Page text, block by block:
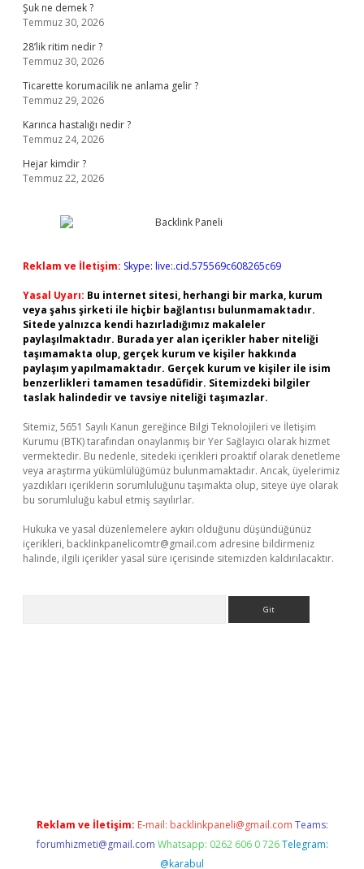
Şuk ne demek ?
Temmuz 30, 2026
28’lik ritim nedir ?
Temmuz 30, 2026
Ticarette korumacilik ne anlama gelir ?
Temmuz 29, 2026
Karınca hastalığı nedir ?
Temmuz 24, 2026
Hejar kimdir ?
Temmuz 22, 2026
Reklam ve İletişim: Skype: live:.cid.575569c608265c69
Yasal Uyarı: Bu internet sitesi, herhangi bir marka, kurum
veya şahıs şirketi ile hiçbir bağlantısı bulunmamaktadır.
Sitede yalnızca kendi hazırladığımız makaleler
paylaşılmaktadır. Burada yer alan içerikler haber niteliği
taşımamakta olup, gerçek kurum ve kişiler hakkında
paylaşım yapılmamaktadır. Gerçek kurum ve kişiler ile isim
benzerlikleri tamamen tesadüfidir. Sitemizdeki bilgiler
taslak halindedir ve tavsiye niteliği taşımazlar.
Sitemiz, 5651 Sayılı Kanun gereğince Bilgi Teknolojileri ve İletişim
Kurumu (BTK) tarafından onaylanmış bir Yer Sağlayıcı olarak hizmet
vermektedir. Bu nedenle, sitedeki içerikleri proaktif olarak denetleme
veya araştırma yükümlülüğümüz bulunmamaktadır. Ancak, üyelerimiz
yazdıkları içeriklerin sorumluluğunu taşımakta olup, siteye üye olarak
bu sorumluluğu kabul etmiş sayılırlar.
Hukuka ve yasal düzenlemelere aykırı olduğunu düşündüğünüz
içerikleri, backlinkpanelicomtr@gmail.com adresine bildirmeniz
halinde, ilgili içerikler yasal süre içerisinde sitemizden kaldırılacaktır.
Reklam ve İletişim: E-mail: backlinkpaneli@gmail.com Teams:
forumhizmeti@gmail.com Whatsapp: 0262 606 0 726 Telegram:
@karabul